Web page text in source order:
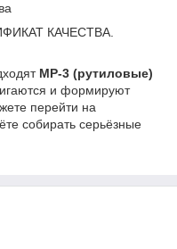
КАЧЕСТВА.
МР-3 (рутиловые)
и формируют
перейти на
собирать серьёзные